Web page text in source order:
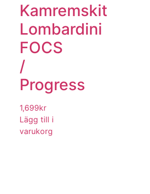
Kamremskit
Lombardini
FOCS
/
Progress
1,699kr
Lägg till i
varukorg